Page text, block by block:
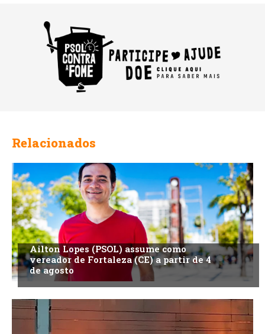
Relacionados
Ailton Lopes (PSOL) assume como
vereador de Fortaleza (CE) a partir de 4
de agosto